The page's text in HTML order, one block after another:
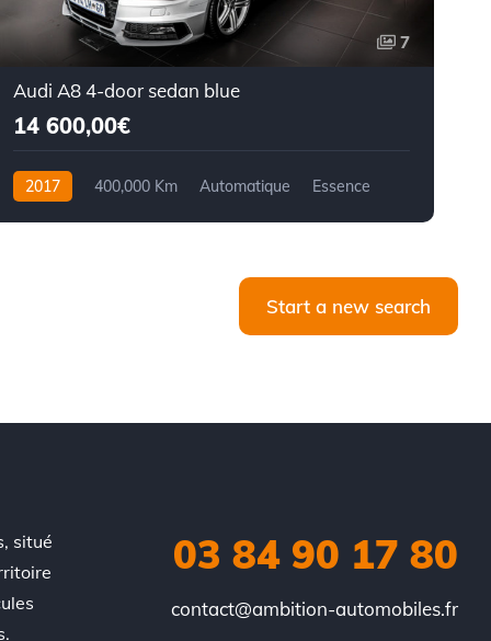
7
Audi A8 4-door sedan blue
14 600,00€
2017 400,000 Km Automatique
Essence
Start a new search
situé
03 84 90 17 80
contact@ambition-automobiles.fr